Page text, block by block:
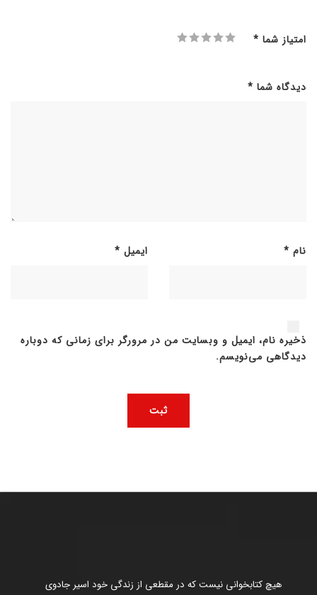
امتیاز شما *
دیدگاه شما *
نام * ایمیل *
ذخیره نام، ایمیل و وبسایت من در مرورگر برای زمانی که دوباره
دیدگاهی می‌نویسم.
هیچ کتابخوانی نیست که در مقطعی از زندگی خود اسیر جادوی